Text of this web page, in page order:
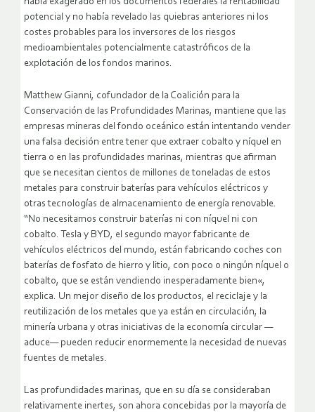
potencial y no había revelado las quiebras anteriores ni los
costes probables para los inversores de los riesgos
medioambientales potencialmente catastróficos de la
explotación de los fondos marinos.
Matthew Gianni, cofundador de la Coalición para la
Conservación de las Profundidades Marinas, mantiene que las
empresas mineras del fondo oceánico están intentando vender
una falsa decisión entre tener que extraer cobalto y níquel en
tierra o en las profundidades marinas, mientras que afirman
que se necesitan cientos de millones de toneladas de estos
metales para construir baterías para vehículos eléctricos y
otras tecnologías de almacenamiento de energía renovable.
“No necesitamos construir baterías ni con níquel ni con
cobalto. Tesla y BYD, el segundo mayor fabricante de
vehículos eléctricos del mundo, están fabricando coches con
baterías de fosfato de hierro y litio, con poco o ningún níquel o
cobalto, que se están vendiendo inesperadamente bien«,
explica. Un mejor diseño de los productos, el reciclaje y la
reutilización de los metales que ya están en circulación, la
minería urbana y otras iniciativas de la economía circular —
aduce— pueden reducir enormemente la necesidad de nuevas
fuentes de metales.
Las profundidades marinas, que en su día se consideraban
relativamente inertes, son ahora concebidas por la mayoría de